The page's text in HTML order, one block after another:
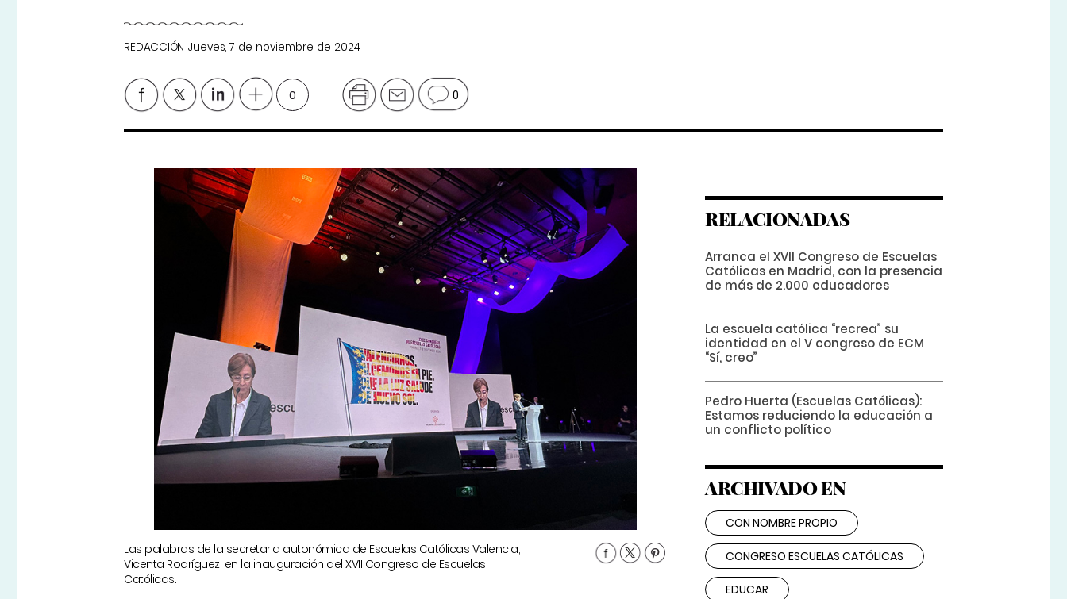
REDACCIÓN Jueves, 7 de noviembre de 2024
0 0
Las palabras de la secretaria autonómica de Escuelas Católicas Valencia,
Vicenta Rodríguez, en la inauguración del XVII Congreso de Escuelas
Católicas.
RELACIONADAS
Arranca el XVII Congreso de Escuelas
Católicas en Madrid, con la presencia
de más de 2.000 educadores
La escuela católica “recrea” su
identidad en el V congreso de ECM
“Sí, creo”
Pedro Huerta (Escuelas Católicas):
Estamos reduciendo la educación a
un conflicto político
ARCHIVADO EN
CON NOMBRE PROPIO
CONGRESO ESCUELAS CATÓLICAS
EDUCAR